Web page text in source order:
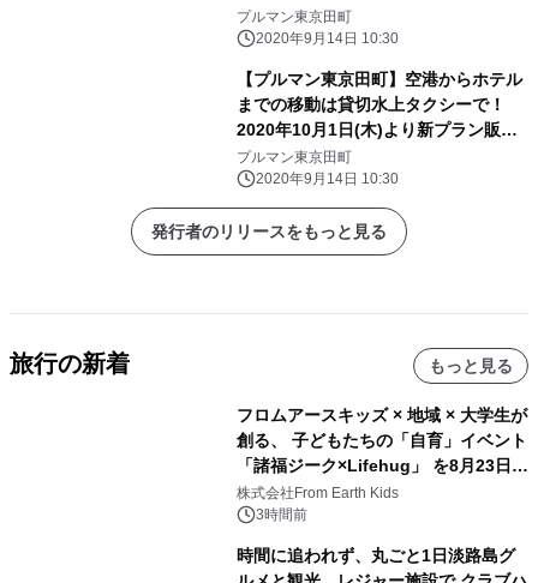
プルマン東京田町
2020年9月14日 10:30
【プルマン東京田町】空港からホテル
までの移動は貸切水上タクシーで！
2020年10月1日(木)より新プラン販売
開始へ
プルマン東京田町
2020年9月14日 10:30
発行者のリリースをもっと見る
旅行の新着 もっと見る
フロムアースキッズ × 地域 × 大学生が
創る、 子どもたちの「自育」イベント
「諸福ジーク×Lifehug」 を8月23日
(日)開催
株式会社From Earth Kids
3時間前
時間に追われず、丸ごと1日淡路島グ